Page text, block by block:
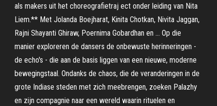
als makers uit het choreografietraj ect onder leiding van Nita
Liem.** Met Jolanda Boejharat, Kinita Chotkan, Nivita Jaggan,
Rajni Shayanti Ghiraw, Poernima Gobardhan en … Op die
manier exploreren de dansers de onbewuste herinneringen -
de echo's - die aan de basis liggen van een nieuwe, moderne
bewegingstaal. Ondanks de chaos, die de veranderingen in de
grote Indiase steden met zich meebrengen, zoeken Palazhy
en zijn compagnie naar een wereld waarin rituelen en